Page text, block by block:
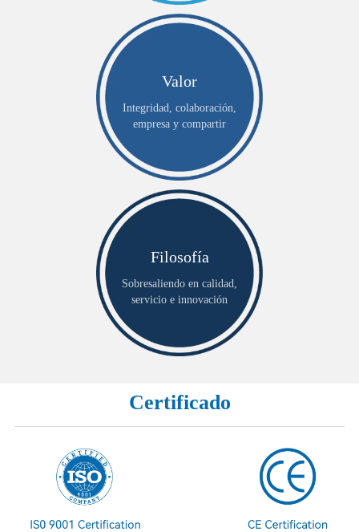
Valor
Integridad, colaboración,
empresa y compartir
Filosofía
Sobresaliendo en calidad,
servicio e innovación
Certificado